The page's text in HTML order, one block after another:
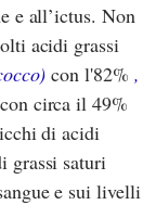
e all’ictus. Non
acidi grassi
con l'82% ,
circa il 49%
di acidi
grassi saturi
e sui livelli